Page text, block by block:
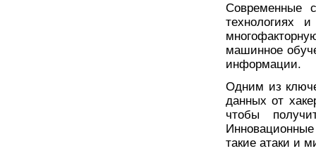
Современные
технологиях
машинное
информации.
Одним из
данных от
чтобы
такие атаки и